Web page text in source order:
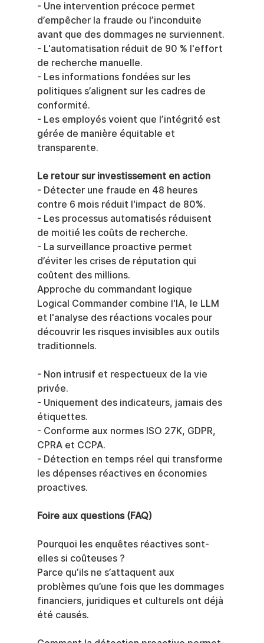
- Une intervention précoce permet
d’empêcher la fraude ou l’inconduite
avant que des dommages ne surviennent.
- L'automatisation réduit de 90 % l'effort
de recherche manuelle.
- Les informations fondées sur les
politiques s’alignent sur les cadres de
conformité.
- Les employés voient que l’intégrité est
gérée de manière équitable et
transparente.
Le retour sur investissement en action
- Détecter une fraude en 48 heures
contre 6 mois réduit l'impact de 80%.
- Les processus automatisés réduisent
de moitié les coûts de recherche.
- La surveillance proactive permet
d’éviter les crises de réputation qui
coûtent des millions.
Approche du commandant logique
Logical Commander combine l'IA, le LLM
et l'analyse des réactions vocales pour
découvrir les risques invisibles aux outils
traditionnels.
- Non intrusif et respectueux de la vie
privée.
- Uniquement des indicateurs, jamais des
étiquettes.
- Conforme aux normes ISO 27K, GDPR,
CPRA et CCPA.
- Détection en temps réel qui transforme
les dépenses réactives en économies
proactives.
Foire aux questions (FAQ)
Pourquoi les enquêtes réactives sont-
elles si coûteuses ?
Parce qu’ils ne s’attaquent aux
problèmes qu’une fois que les dommages
financiers, juridiques et culturels ont déjà
été causés.